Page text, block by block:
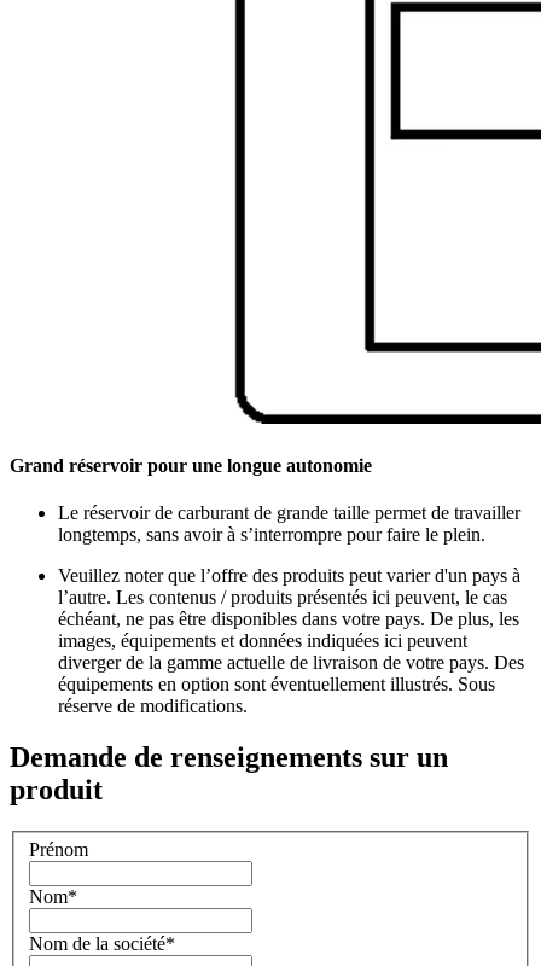
Grand réservoir pour une longue autonomie
Le réservoir de carburant de grande taille permet de travailler
longtemps, sans avoir à s’interrompre pour faire le plein.
Veuillez noter que l’offre des produits peut varier d'un pays à
l’autre. Les contenus / produits présentés ici peuvent, le cas
échéant, ne pas être disponibles dans votre pays. De plus, les
images, équipements et données indiquées ici peuvent
diverger de la gamme actuelle de livraison de votre pays. Des
équipements en option sont éventuellement illustrés. Sous
réserve de modifications.
Demande de renseignements sur un
produit
Prénom
Nom*
Nom de la société*